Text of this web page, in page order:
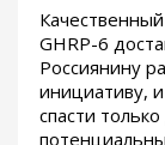
GHRP-6
Россиянину
инициативу,
спасти